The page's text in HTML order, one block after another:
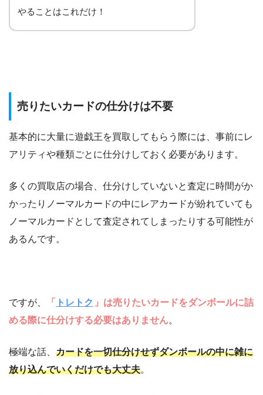
やることはこれだけ！
売りたいカードの仕分けは不要
基本的に大量に遊戯王を買取してもらう際には、事前にレ
アリティや種類ごとに仕分けしておく必要があります。
多くの買取店の場合、仕分けしていないと査定に時間がか
かったりノーマルカードの中にレアカードが紛れていても
ノーマルカードとして査定されてしまったりする可能性が
あるんです。
ですが、 「 トレトク 」は売りたいカードをダンボールに詰
める際に仕分けする必要はありません。
極端な話、 カードを一切仕分けせずダンボールの中に雑に
放り込んでいくだけでも大丈夫。